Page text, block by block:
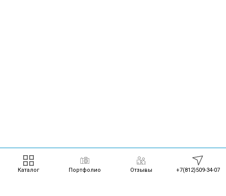
Каталог Портфолио Отзывы +7(812)509-34-07